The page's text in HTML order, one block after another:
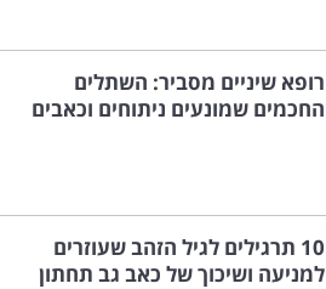
רופא שיניים מסביר: השתלים
החכמים שמונעים ניתוחים וכאבים
10 תרגילים לגיל הזהב שעוזרים
למניעה ושיכוך של כאב גב תחתון